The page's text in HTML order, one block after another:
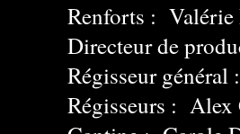
Renforts : Valérie
Directeur de
Régisseur
Régisseurs : Alex